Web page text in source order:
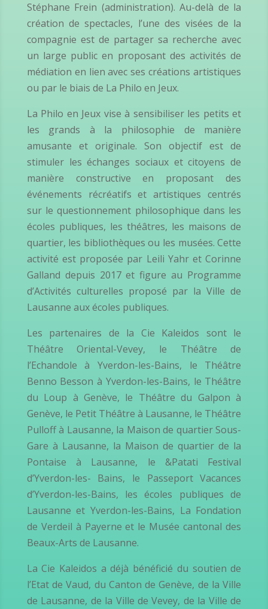
Stéphane Frein (administration). Au-delà de la
création de spectacles, l’une des visées de la
compagnie est de partager sa recherche avec
un large public en proposant des activités de
médiation en lien avec ses créations artistiques
ou par le biais de La Philo en Jeux.
La Philo en Jeux vise à sensibiliser les petits et
les grands à la philosophie de manière
amusante et originale. Son objectif est de
stimuler les échanges sociaux et citoyens de
manière constructive en proposant des
événements récréatifs et artistiques centrés
sur le questionnement philosophique dans les
écoles publiques, les théâtres, les maisons de
quartier, les bibliothèques ou les musées. Cette
activité est proposée par Leili Yahr et Corinne
Galland depuis 2017 et figure au Programme
d’Activités culturelles proposé par la Ville de
Lausanne aux écoles publiques.
Les partenaires de la Cie Kaleidos sont le
Théâtre Oriental-Vevey, le Théâtre de
l’Echandole à Yverdon-les-Bains, le Théâtre
Benno Besson à Yverdon-les-Bains, le Théâtre
du Loup à Genève, le Théâtre du Galpon à
Genève, le Petit Théâtre à Lausanne, le Théâtre
Pulloff à Lausanne, la Maison de quartier Sous-
Gare à Lausanne, la Maison de quartier de la
Pontaise à Lausanne, le &Patati Festival
d’Yverdon-les- Bains, le Passeport Vacances
d’Yverdon-les-Bains, les écoles publiques de
Lausanne et Yverdon-les-Bains, La Fondation
de Verdeil à Payerne et le Musée cantonal des
Beaux-Arts de Lausanne.
La Cie Kaleidos a déjà bénéficié du soutien de
l’Etat de Vaud, du Canton de Genève, de la Ville
de Lausanne, de la Ville de Vevey, de la Ville de